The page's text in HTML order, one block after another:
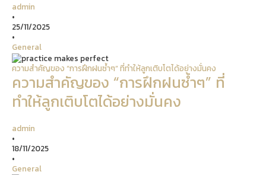
admin
•
25/11/2025
•
General
ความสำคัญของ “การฝึกฝนซ้ำๆ” ที่ทำให้ลูกเติบโตได้อย่างมั่นคง
ความสำคัญของ “การฝึกฝนซ้ำๆ” ที่
ทำให้ลูกเติบโตได้อย่างมั่นคง
admin
•
18/11/2025
•
General